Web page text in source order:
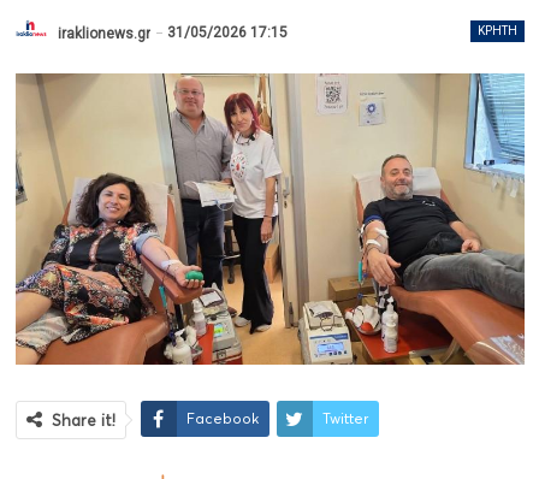
ΚΡΉΤΗ
iraklionews.gr 31/05/2026 17:15
Share it! Facebook Twitter